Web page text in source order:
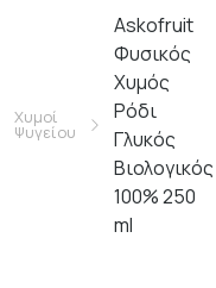
Χυμοί
Ψυγείου
Askofruit
Φυσικός
Χυμός
Ρόδι
Γλυκός
Βιολογικός
100% 250
ml